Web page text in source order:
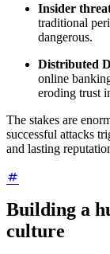
Insider
traditional
dangerous.
Distributed
online
eroding trust
The stakes are
successful attacks
and lasting
Building a
culture